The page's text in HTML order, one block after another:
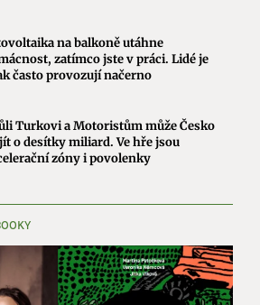
na balkoně utáhne
zatímco jste v práci. Lidé je
často provozují načerno
Turkovi a Motoristům může Česko
o desítky miliard. Ve hře jsou
zóny i povolenky